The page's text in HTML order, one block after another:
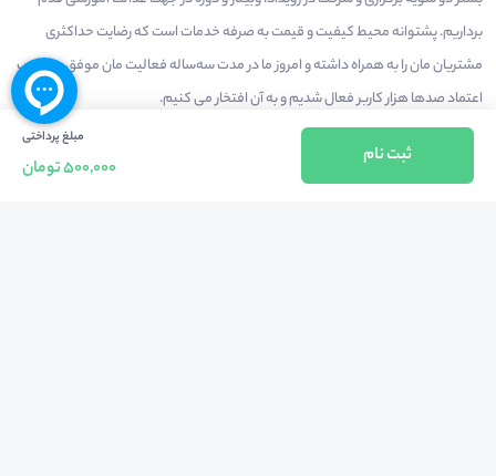
مبلغ پرداختی
500,000 تومان
ثبت نام
برداریم. پشتوانه محیط کیفیت و قیمت به صرفه خدمات است که رضایت حداکثری
مشتریان مان را به همراه داشته و امروز ما در مدت سه‌ساله فعالیت مان موفق به کسب
اعتماد صدها هزار کاربر فعال شدیم و به آن افتخار می‌ کنیم.